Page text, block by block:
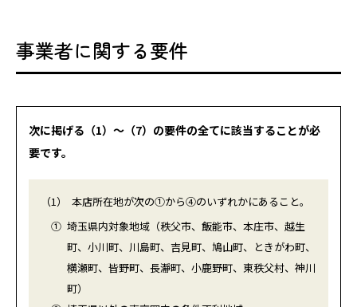
事業者に関する要件
次に掲げる（1）～（7）の要件の全てに該当することが必
要です。
（1）
本店所在地が次の①から④のいずれかにあること。
① 埼玉県内対象地域（秩父市、飯能市、本庄市、越生
町、小川町、川島町、吉見町、鳩山町、ときがわ町、
横瀬町、皆野町、長瀞町、小鹿野町、東秩父村、神川
町）